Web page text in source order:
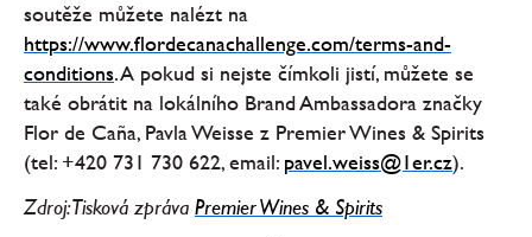
soutěže můžete nalézt na
https://www.flordecanachallenge.com/terms-and-
conditions. A pokud si nejste čímkoli jistí, můžete se
také obrátit na lokálního Brand Ambassadora značky
Flor de Caña, Pavla Weisse z Premier Wines & Spirits
(tel: +420 731 730 622, email: pavel.weiss@1er.cz).
Zdroj: Tisková zpráva Premier Wines & Spirits